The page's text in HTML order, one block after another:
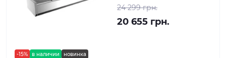
-15% в наличии новинка
24 299 грн.
20 655 грн.